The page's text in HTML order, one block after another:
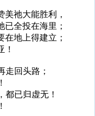
祂大能胜利，
全投在海里；
地上得建立；
走回头路；
都已归虚无！